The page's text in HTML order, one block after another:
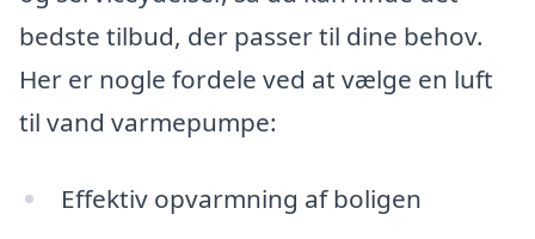
bedste tilbud, der passer til dine behov.
Her er nogle fordele ved at vælge en luft
til vand varmepumpe:
Effektiv opvarmning af boligen